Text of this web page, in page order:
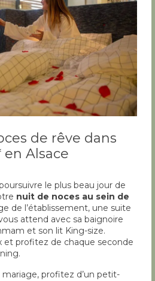
de rêve dans
Alsace
le plus beau jour de
nuit de noces au sein de
de l’établissement, une suite
attend avec sa baignoire
et son lit King-size.
et profitez de chaque seconde
profitez d’un petit-